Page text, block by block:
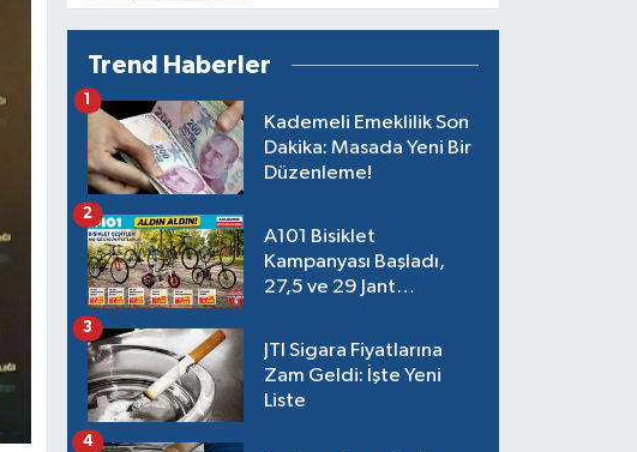
Başlıyor
Trend Haberler
Kademeli Emeklilik Son
Dakika: Masada Yeni Bir
Düzenleme!
1
A101 Bisiklet
Kampanyası Başladı,
27,5 ve 29 Jant
2
JTI Sigara Fiyatlarına
Zam Geldi: İşte Yeni
Liste
3
4